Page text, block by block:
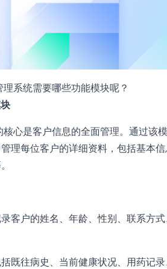
系统需要哪些功能模块呢？
核心是客户信息的全面管理。通过该
理每位客户的详细资料，包括基本
客户的姓名、年龄、性别、联系方
既往病史、当前健康状况、用药记